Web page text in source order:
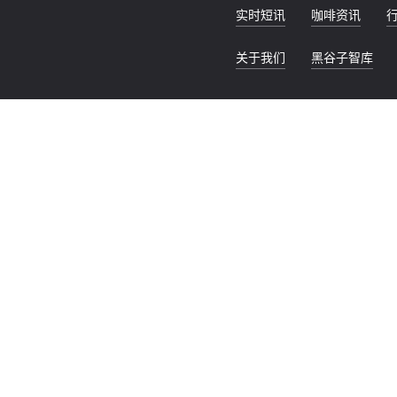
实时短讯 咖啡资讯
关于我们 黑谷子智库